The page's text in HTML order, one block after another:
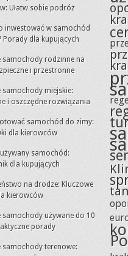
Ułatw sobie podróż
inwestować w samochód
Porady dla kupujących
samochody rodzinne na
i przestronne
samochody miejskie:
i oszczędne rozwiązania
samochód do zimy:
dla kierowców
używany samochód:
dla kupujących
na drodze: Kluczowe
kierowców
samochody używane do 10
porady
samochody terenowe: